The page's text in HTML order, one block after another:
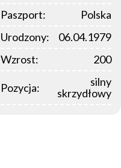
Paszport:
Polska
Urodzony:
06.04.1979
Wzrost:
200
Pozycja:
silny
skrzydłowy